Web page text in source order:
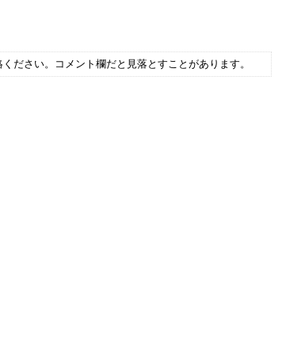
ださい。コメント欄だと見落とすことがあります。